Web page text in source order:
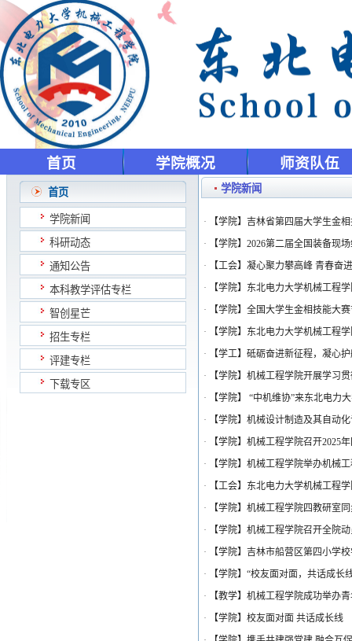
首页 学院概况 师资队伍
首页
学院新闻
科研动态
通知公告
本科教学评估专栏
智创星芒
招生专栏
评建专栏
下载专区
学院新闻
·
【学院】吉林省第四届大学生金
·
【学院】2026第二届全国装备现
·
【工会】凝心聚力攀高峰 青春奋
·
【学院】东北电力大学机械工程
·
【学院】全国大学生金相技能大
·
【学院】东北电力大学机械工程
·
【学工】砥砺奋进新征程，凝心
·
【学院】机械工程学院开展学习
·
【学院】 “中机维协”来东北电
·
【学院】机械设计制造及其自动
·
【学院】机械工程学院召开2025
·
【学院】机械工程学院举办机械
·
【工会】东北电力大学机械工程
·
【学院】机械工程学院四教研室
·
【学院】机械工程学院召开全院
·
【学院】吉林市船营区第四小学
·
【学院】“校友面对面，共话成长
·
【教学】机械工程学院成功举办
·
【学院】校友面对面 共话成长线